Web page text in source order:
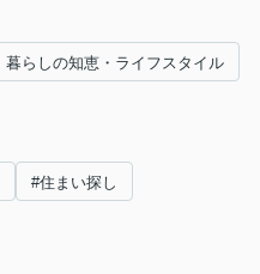
暮らしの知恵・ライフスタイル
#住まい探し